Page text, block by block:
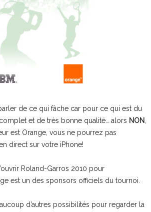
de ce qui fâche car pour ce qui est du
et de très bonne qualité… alors NON
est Orange, vous ne pourrez pas
direct sur votre iPhone!
Roland-Garros 2010 pour
est un des sponsors officiels du tournoi.
d’autres possibilités pour regarder la